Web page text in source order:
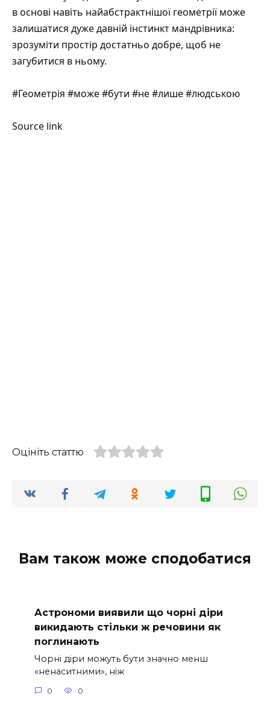
в основі навіть найабстрактнішої геометрії може
залишатися дуже давній інстинкт мандрівника:
зрозуміти простір достатньо добре, щоб не
загубитися в ньому.
#Геометрія #може #бути #не #лише #людською
Source link
Оцініть статтю
Вам також може сподобатися
Астрономи виявили що чорні діри
викидають стільки ж речовини як
поглинають
Чорні діри можуть бути значно менш
«ненаситними», ніж
0 0